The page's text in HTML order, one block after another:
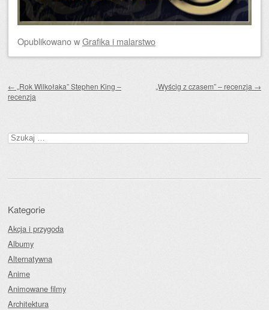
OpublikowanowGrafika i malarstwo
← „Rok Wilkołaka” Stephen King –
recenzja
„Wyścig z czasem” – recenzja →
Szukaj:
Kategorie
Akcja i przygoda
Albumy
Alternatywna
Anime
Animowane filmy
Architektura